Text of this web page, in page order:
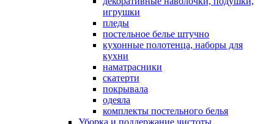
игрушки
пледы
постельное белье штучно
кухонные полотенца, наборы для
кухни
наматрасники
скатерти
покрывала
одеяла
комплекты постельного белья
Уборка и поддержание чистоты